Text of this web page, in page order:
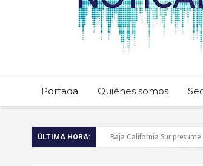
Portada Quiénes somos
ÚLTIMA HORA:
Servidores públicos